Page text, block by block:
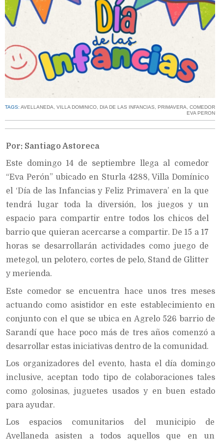
TAGS: AVELLANEDA, VILLA DOMINICO, DIA DE LAS INFANCIAS, PRIMAVERA, COMEDOR
EVA PERON
Por: Santiago Astoreca
Este domingo 14 de septiembre llega al comedor
“Eva Perón” ubicado en Sturla 4288, Villa Domínico
el ‘Día de las Infancias y Feliz Primavera’ en la que
tendrá lugar toda la diversión, los juegos y un
espacio para compartir entre todos los chicos del
barrio que quieran acercarse a compartir. De 15 a 17
horas se desarrollarán actividades como juego de
metegol, un pelotero, cortes de pelo, Stand de Glitter
y merienda.
Este comedor se encuentra hace unos tres meses
actuando como asistidor en este establecimiento en
conjunto con el que se ubica en Agrelo 526 barrio de
Sarandí que hace poco más de tres años comenzó a
desarrollar estas iniciativas dentro de la comunidad.
Los organizadores del evento, hasta el día domingo
inclusive, aceptan todo tipo de colaboraciones tales
como golosinas, juguetes usados y en buen estado
para ayudar.
Los espacios comunitarios del municipio de
Avellaneda asisten a todos aquellos que en un